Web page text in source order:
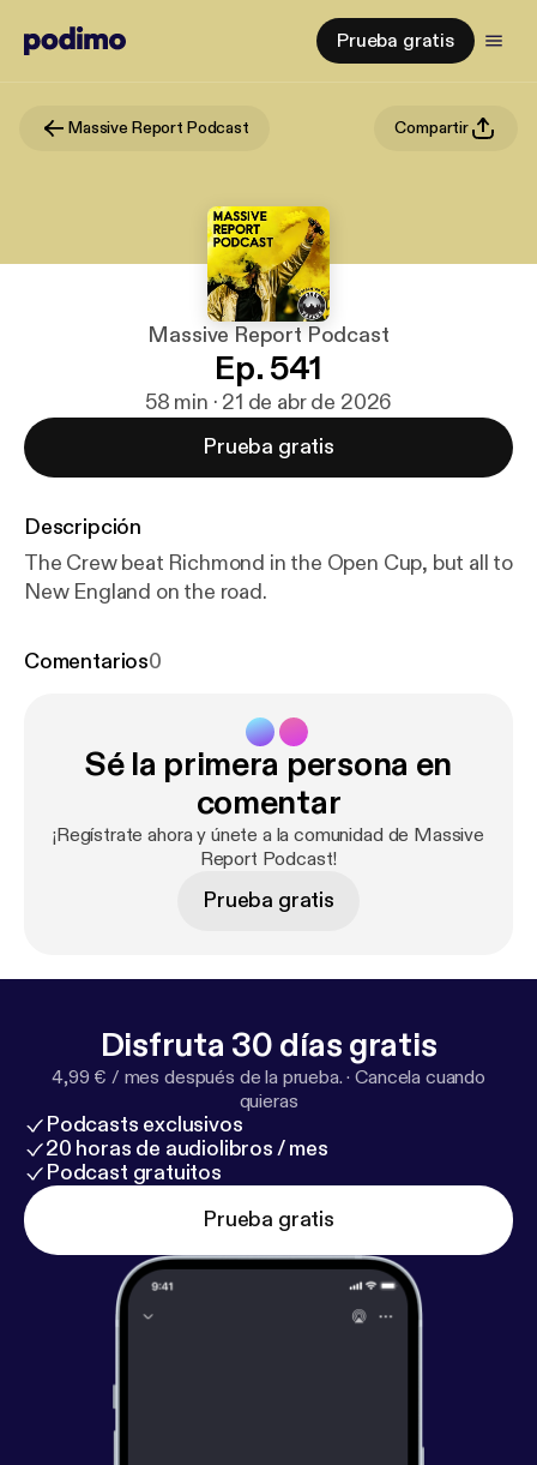
Prueba gratis
Massive Report Podcast Compartir
Massive Report Podcast
Ep. 541
58 min · 21 de abr de 2026
Prueba gratis
Descripción
The Crew beat Richmond in the Open Cup, but all to
New England on the road.
Comentarios0
Sé la primera persona en
comentar
¡Regístrate ahora y únete a la comunidad de Massive
Report Podcast!
Prueba gratis
Disfruta 30 días gratis
4,99 € / mes después de la prueba. ·Cancela cuando
quieras
Podcasts exclusivos
20 horas de audiolibros / mes
Podcast gratuitos
Prueba gratis